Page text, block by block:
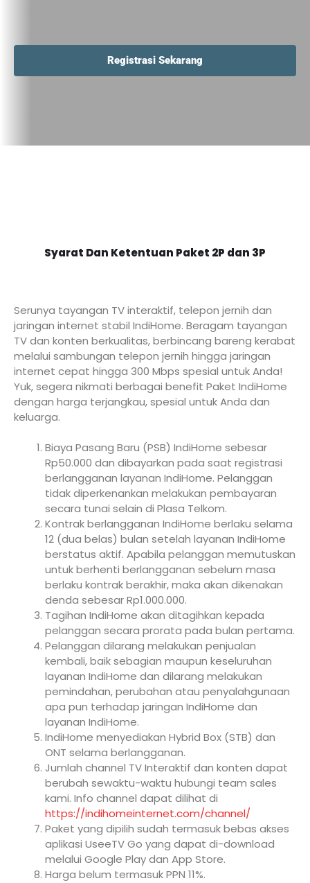
Registrasi Sekarang
Syarat Dan Ketentuan Paket 2P dan 3P
Serunya tayangan TV interaktif, telepon jernih dan
jaringan internet stabil IndiHome. Beragam tayangan
TV dan konten berkualitas, berbincang bareng kerabat
melalui sambungan telepon jernih hingga jaringan
internet cepat hingga 300 Mbps spesial untuk Anda!
Yuk, segera nikmati berbagai benefit Paket IndiHome
dengan harga terjangkau, spesial untuk Anda dan
keluarga.
Biaya Pasang Baru (PSB) IndiHome sebesar
Rp50.000 dan dibayarkan pada saat registrasi
berlangganan layanan IndiHome. Pelanggan
tidak diperkenankan melakukan pembayaran
secara tunai selain di Plasa Telkom.
Kontrak berlangganan IndiHome berlaku selama
12 (dua belas) bulan setelah layanan IndiHome
berstatus aktif. Apabila pelanggan memutuskan
untuk berhenti berlangganan sebelum masa
berlaku kontrak berakhir, maka akan dikenakan
denda sebesar Rp1.000.000.
Tagihan IndiHome akan ditagihkan kepada
pelanggan secara prorata pada bulan pertama.
Pelanggan dilarang melakukan penjualan
kembali, baik sebagian maupun keseluruhan
layanan IndiHome dan dilarang melakukan
pemindahan, perubahan atau penyalahgunaan
apa pun terhadap jaringan IndiHome dan
layanan IndiHome.
IndiHome menyediakan Hybrid Box (STB) dan
ONT selama berlangganan.
Jumlah channel TV Interaktif dan konten dapat
berubah sewaktu-waktu hubungi team sales
kami. Info channel dapat dilihat di
https://indihomeinternet.com/channel/
Paket yang dipilih sudah termasuk bebas akses
aplikasi UseeTV Go yang dapat di-download
melalui Google Play dan App Store.
Harga belum termasuk PPN 11%.